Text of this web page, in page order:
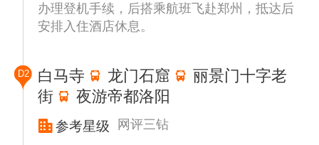
办理登机手续，后搭乘航班飞赴郑州，抵达后
安排入住酒店休息。
D2 白马寺 龙门石窟
丽景门十字老
街
夜游帝都洛阳
参考星级 网评三钻